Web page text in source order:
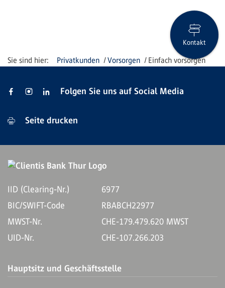
Privatkunden Vorsorgen Einfach vorsorgen
Kontakt
Folgen Sie uns auf Social Media
Seite drucken
IID (Clearing-Nr.)
6977
BIC/SWIFT-Code
RBABCH22977
MWST-Nr.
CHE-179.479.620 MWST
UID-Nr.
CHE-107.266.203
Hauptsitz und Geschäftsstelle